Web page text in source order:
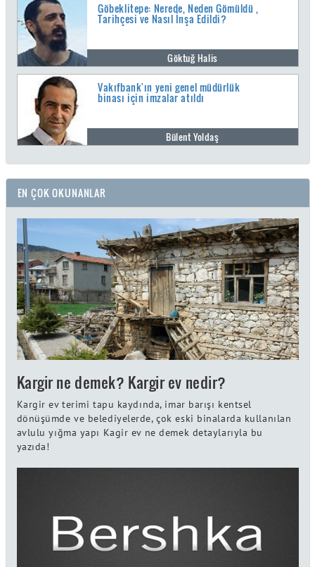
Göbeklitepe: Nerede, Neden Gömüldü ,
Tarihçesi ve Nasıl İnşa Edildi?
Göktuğ Halis
Vakıfbank'ın yeni genel müdürlük
binası için imzalar atıldı
Bülent Yoldaş
EN ÇOK OKUNANLAR
Kargir ne demek? Kargir ev nedir?
Kargir ev terimi tapu kaydında, imar barışı kentsel
dönüşümde ve belediyelerde, çok eski binalarda kullanılan
avlulu yığma yapı Kagir ev ne demek detaylarıyla bu
yazıda!